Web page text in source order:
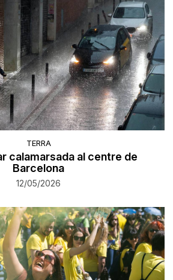
TERRA
calamarsada al centre de
Barcelona
12/05/2026